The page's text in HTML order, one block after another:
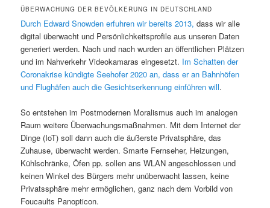
ÜBERWACHUNG DER BEVÖLKERUNG IN DEUTSCHLAND
Durch Edward Snowden erfuhren wir bereits 2013, dass wir alle
digital überwacht und Persönlichkeitsprofile aus unseren Daten
generiert werden. Nach und nach wurden an öffentlichen Plätzen
und im Nahverkehr Videokamaras eingesetzt. Im Schatten der
Coronakrise kündigte Seehofer 2020 an, dass er an Bahnhöfen
und Flughäfen auch die Gesichtserkennung einführen will.
So entstehen im Postmodernen Moralismus auch im analogen
Raum weitere Überwachungsmaßnahmen. Mit dem Internet der
Dinge (IoT) soll dann auch die äußerste Privatsphäre, das
Zuhause, überwacht werden. Smarte Fernseher, Heizungen,
Kühlschränke, Öfen pp. sollen ans WLAN angeschlossen und
keinen Winkel des Bürgers mehr unüberwacht lassen, keine
Privatssphäre mehr ermöglichen, ganz nach dem Vorbild von
Foucaults Panopticon.